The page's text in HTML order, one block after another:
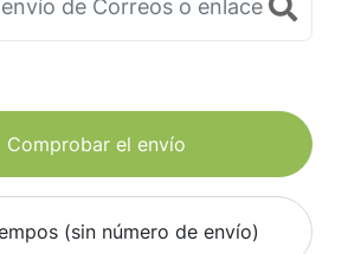
Comprobar el envío
(sin número de envío)